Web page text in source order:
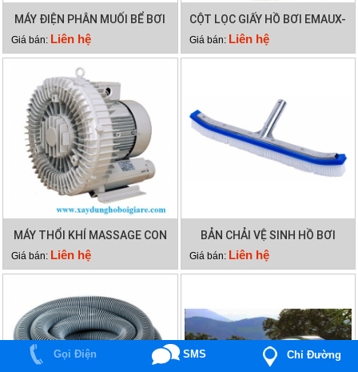
MÁY ĐIỆN PHÂN MUỐI BỂ BƠI
EMAUX SSC50
Giá bán: Liên hệ
CỘT LỌC GIẤY HỒ BƠI EMAUX-
CF75
Giá bán: Liên hệ
MÁY THỔI KHÍ MASSAGE CON
SÒ 2HP
Giá bán: Liên hệ
BẢN CHẢI VỆ SINH HỒ BƠI
CÁN NHÔM
Giá bán: Liên hệ
Gọi Điện SMS Chỉ Đường